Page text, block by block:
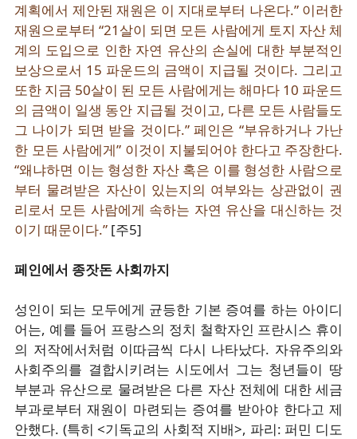
계획에서 제안된 재원은 이 지대로부터 나온다.” 이러한
재원으로부터 “21살이 되면 모든 사람에게 토지 자산 체
계의 도입으로 인한 자연 유산의 손실에 대한 부분적인
보상으로서 15 파운드의 금액이 지급될 것이다. 그리고
또한 지금 50살이 된 모든 사람에게는 해마다 10 파운드
의 금액이 일생 동안 지급될 것이고, 다른 모든 사람들도
그 나이가 되면 받을 것이다.” 페인은 “부유하거나 가난
한 모든 사람에게” 이것이 지불되어야 한다고 주장한다.
“왜냐하면 이는 형성한 자산 혹은 이를 형성한 사람으로
부터 물려받은 자산이 있는지의 여부와는 상관없이 권
리로서 모든 사람에게 속하는 자연 유산을 대신하는 것
이기 때문이다.” [주5]
페인에서 종잣돈 사회까지
성인이 되는 모두에게 균등한 기본 증여를 하는 아이디
어는, 예를 들어 프랑스의 정치 철학자인 프란시스 휴이
의 저작에서처럼 이따금씩 다시 나타났다. 자유주의와
사회주의를 결합시키려는 시도에서 그는 청년들이 땅
부분과 유산으로 물려받은 다른 자산 전체에 대한 세금
부과로부터 재원이 마련되는 증여를 받아야 한다고 제
안했다. (특히 <기독교의 사회적 지배>, 파리: 퍼민 디도